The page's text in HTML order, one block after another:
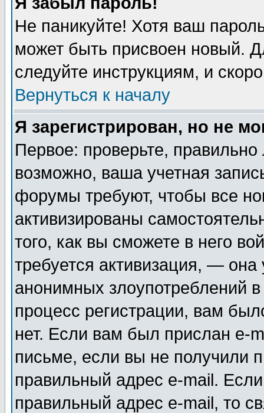
Не паникуйте! Хотя ваш
может быть присвоен новый.
следуйте инструкциям, и
Вернуться к началу
Я зарегистрирован, но не
Первое: проверьте,
возможно, ваша учетная
форумы требуют, чтобы все
активизированы
того, как вы сможете в него
требуется активизация, —
анонимных злоупотреблений
процесс регистрации, вам
нет. Если вам был прислан e-
письме, если вы не получили
правильный адрес e-mail.
правильный адрес e-mail, то